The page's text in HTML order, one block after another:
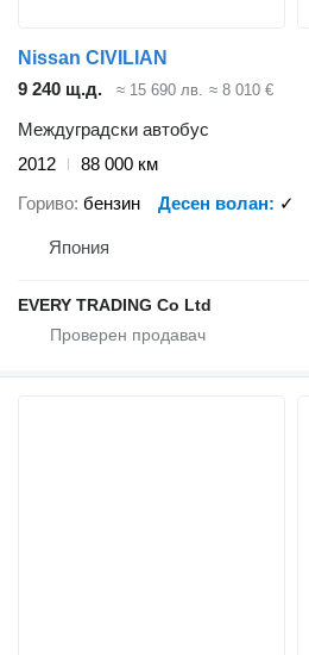
Nissan CIVILIAN
9 240 щ.д.
≈ 15 690 лв. ≈ 8 010 €
Междуградски автобус
2012
88 000 км
Гориво бензин Десен волан ✓
Япония
EVERY TRADING Co Ltd